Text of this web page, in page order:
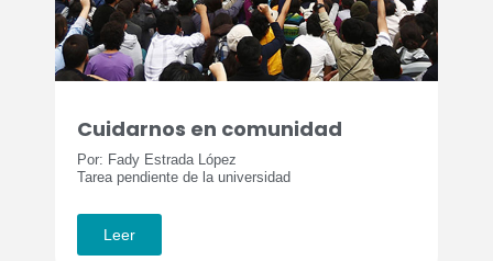
Cuidarnos en comunidad
Por: Fady Estrada López
Tarea pendiente de la universidad
Leer